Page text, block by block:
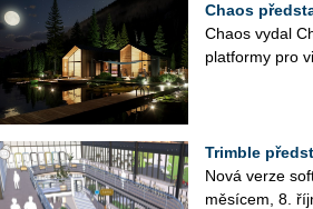
Chaos
Chaos vydal
plat­for­my pro
Trimble
Nová verze
mě­sí­cem, 8.